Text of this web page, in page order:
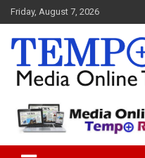
Skip
to
content
Friday, August 7, 2026
Tempo Riau